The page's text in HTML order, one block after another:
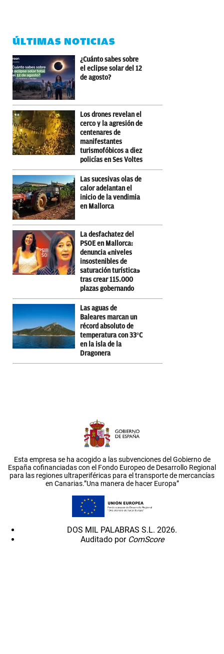
ÚLTIMAS NOTICIAS
¿Cuánto sabes sobre
el eclipse solar del 12
de agosto?
Los drones revelan el
cerco y la agresión de
centenares de
manifestantes
turismofóbicos a diez
policías en Ses Voltes
Las sucesivas olas de
calor adelantan el
inicio de la vendimia
en Mallorca
La desfachatez del
PSOE en Mallorca:
denuncia «niveles
insostenibles de
saturación turística»
tras crear 115.000
plazas gobernando
Las aguas de
Baleares marcan un
récord absoluto de
temperatura con 33ºC
en la isla de la
Dragonera
Esta empresa se ha acogido a las subvenciones del Gobierno de
España cofinanciadas con el Fondo Europeo de Desarrollo Regional
para las regiones ultraperiféricas para el transporte de mercancías
en Canarias.”Una manera de hacer Europa”
DOS MIL PALABRAS S.L. 2026.
Auditado por ComScore